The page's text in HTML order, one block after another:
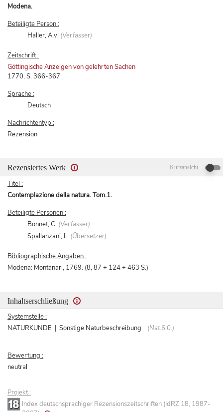
Modena.
Beteiligte Person :
Haller, A.v. (Verfasser)
Zeitschrift :
Göttingische Anzeigen von gelehrten Sachen
1770, S. 366-367
Sprache :
Deutsch
Nachrichtentyp :
Rezension
Rezensiertes Werk Kurzansicht
Titel :
Contemplazione della natura. Tom.1.
Beteiligte Personen :
Bonnet, C. (Verfasser)
Spallanzani, L. (Übersetzer)
Bibliographische Angaben :
Modena: Montanari, 1769. (8, 87 + 124 + 463 S.)
Inhaltserschließung
Systemstelle :
NATURKUNDE | Sonstige Naturbeschreibung
(Nat.6.0.)
Bewertung :
neutral
Projekt :
Index deutschsprachiger Rezensionszeitschriften (IdRZ 18, 1987-